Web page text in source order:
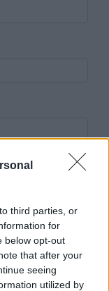
third parties, or
for
below opt-out
that after your
seeing
utilized by